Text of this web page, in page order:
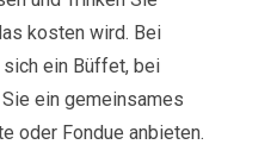
kosten wird. Bei
ein Büffet, bei
ein gemeinsames
oder Fondue anbieten.